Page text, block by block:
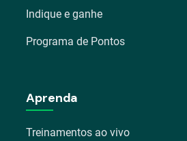
Indique e ganhe
Programa de Pontos
Aprenda
Treinamentos ao vivo